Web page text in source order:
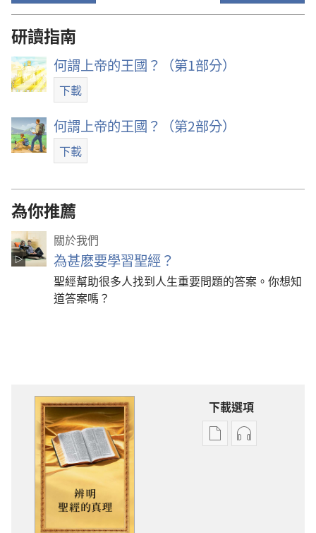
研讀指南
何謂上帝的王國？（第1部分）
下載
何謂上帝的王國？（第2部分）
下載
為你推薦
關於我們
為甚麽要學習聖經？
聖經幫助很多人找到人生重要問題的答案。你想知
道答案嗎？
下載選項
電
錄